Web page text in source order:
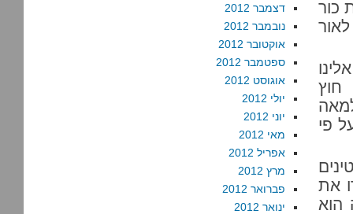
כור
חוץ
פי
ל-600 פלסטינים
את
הוא
דצמבר 2012
נובמבר 2012
אוקטובר 2012
ספטמבר 2012
אוגוסט 2012
יולי 2012
יוני 2012
מאי 2012
אפריל 2012
מרץ 2012
פברואר 2012
ינואר 2012